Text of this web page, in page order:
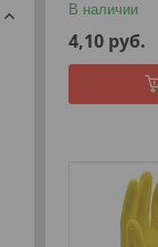
В наличии
4,10 руб.